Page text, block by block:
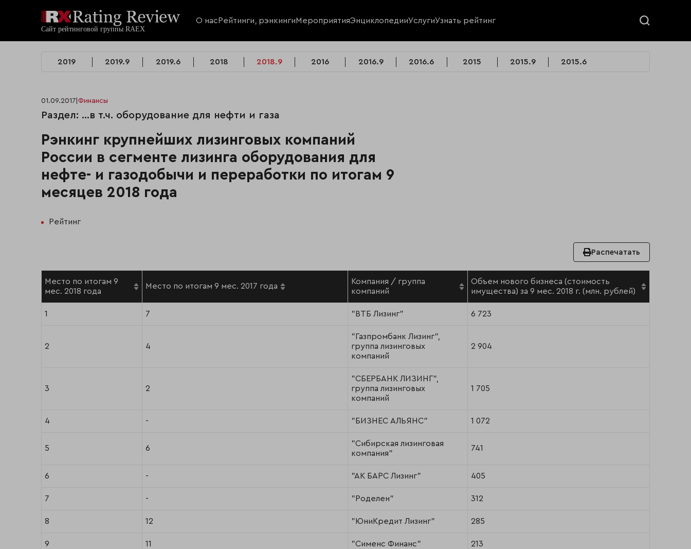
О нас Рейтинги, рэнкингиМероприятияЭнциклопедииУслугиУзнать рейтинг
2019 2019.9 2019.6 2018 2018.9 2016 2016.9 2016.6 2015 2015.9 2015.6
01.09.2017 Финансы
Раздел: …в т.ч. оборудование для нефти и газа
Рэнкинг крупнейших лизинговых компаний
России в сегменте лизинга оборудования для
нефте- и газодобычи и переработки по итогам 9
месяцев 2018 года
Рейтинг
Распечатать
Место по итогам 9
мес. 2018 года
Место по итогам 9 мес. 2017 года
Компания / группа
компаний
Объем нового бизнеса (стоимость
имущества) за 9 мес. 2018 г. (млн. рублей)
1 7 "ВТБ Лизинг" 6 723
2 4
"Газпромбанк Лизинг",
группа лизинговых
компаний
2 904
3 2
"СБЕРБАНК ЛИЗИНГ",
группа лизинговых
компаний
1 705
4 - "БИЗНЕС АЛЬЯНС" 1 072
5 6
"Сибирская лизинговая
компания"
741
6 - "АК БАРС Лизинг" 405
7 - "Роделен" 312
8 12 "ЮниКредит Лизинг" 285
9 11 "Сименс Финанс" 213